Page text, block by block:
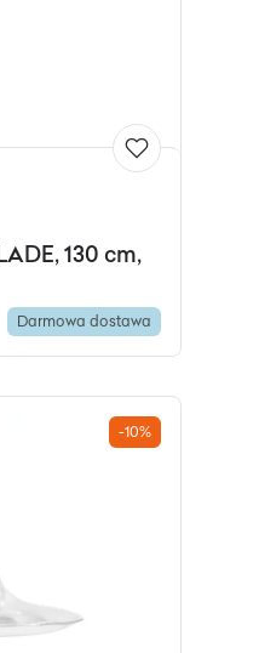
130 cm,
Darmowa dostawa
-10%